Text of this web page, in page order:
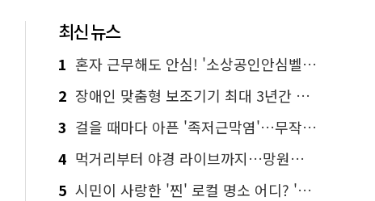
하
기
하
기
최신 뉴스
1 혼자 근무해도 안심! '소상공인안심벨' 신청하세요
2 장애인 맞춤형 보조기기 최대 3년간 무상 대여…삶의 질 높인다
3 걸을 때마다 아픈 '족저근막염'…무작정 참지 말고 '이것' 해보세요!
4 먹거리부터 야경 라이브까지…망원한강공원 알짜 코스
5 시민이 사랑한 '찐' 로컬 명소 어디? '서울에디션25' 추천 코스